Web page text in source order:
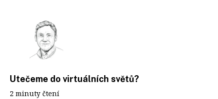
Utečeme do virtuálních světů?
2 minuty čtení